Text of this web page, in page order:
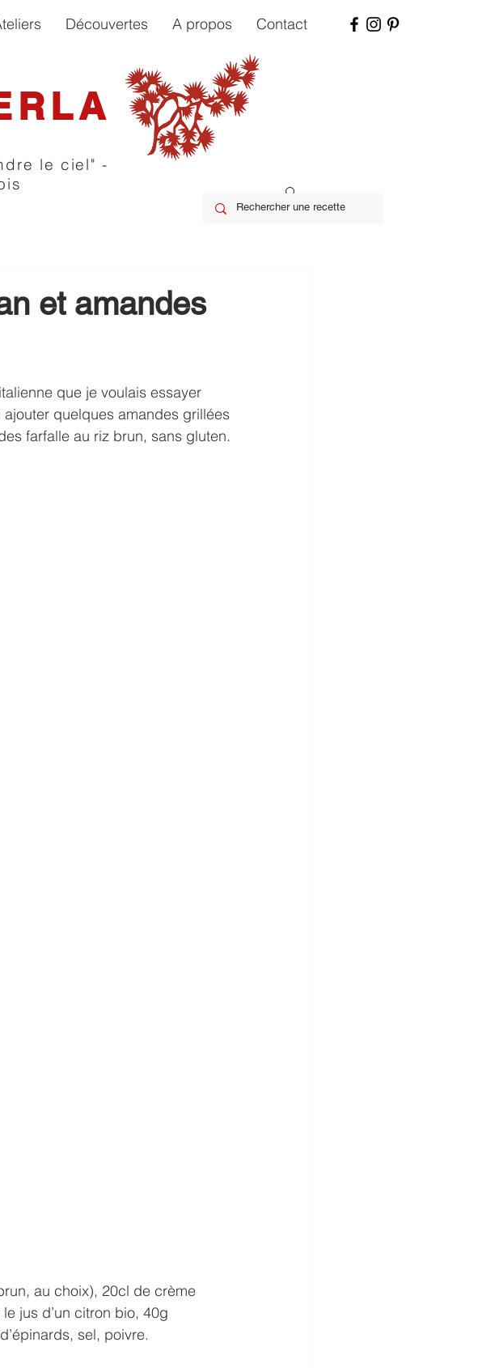
Découvertes A propos Contact
le ciel" -
et amandes
que je voulais essayer
quelques amandes grillées
farfalle au riz brun, sans gluten.
au choix), 20cl de crème
jus d’un citron bio, 40g
sel, poivre.